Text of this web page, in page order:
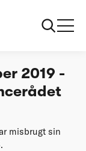
2019 -
misbrugt sin